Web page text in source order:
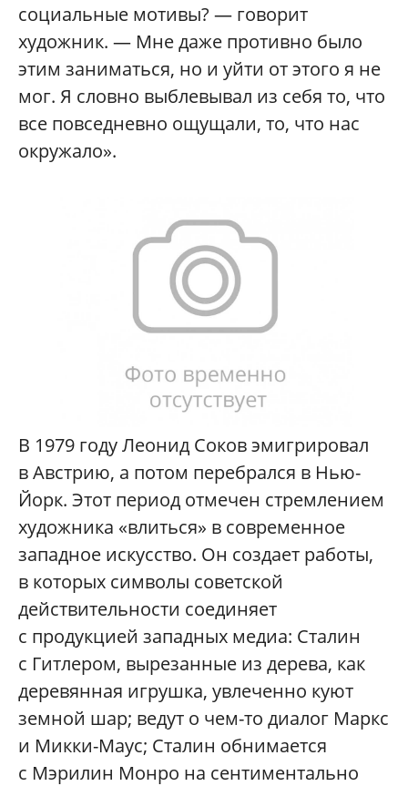
социальные мотивы? — говорит
художник. — Мне даже противно было
этим заниматься, но и уйти от этого я не
мог. Я словно выблевывал из себя то, что
все повседневно ощущали, то, что нас
окружало».
В 1979 году Леонид Соков эмигрировал
в Австрию, а потом перебрался в Нью-
Йорк. Этот период отмечен стремлением
художника «влиться» в современное
западное искусство. Он создает работы,
в которых символы советской
действительности соединяет
с продукцией западных медиа: Сталин
с Гитлером, вырезанные из дерева, как
деревянная игрушка, увлеченно куют
земной шар; ведут о чем-то диалог Маркс
и Микки-Маус; Сталин обнимается
с Мэрилин Монро на сентиментально